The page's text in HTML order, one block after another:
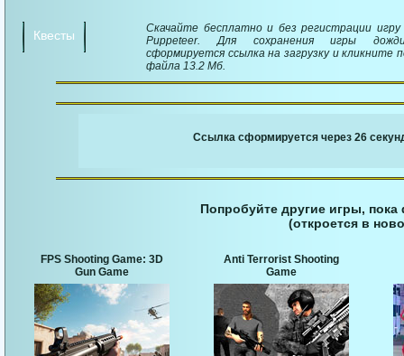
Квесты
Скачайте бесплатно и без регистрации игру
Puppeteer. Для сохранения игры
сформируется ссылка на загрузку и кликните
файла 13.2 Мб.
Ссылка сформируется через 25
Попробуйте другие игры,
(откроется в
FPS Shooting Game: 3D
Gun Game
Anti Terrorist Shooting
Game